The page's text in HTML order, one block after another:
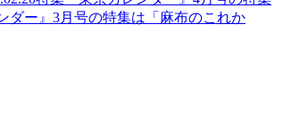
ダー』3月号の特集は「麻布のこれか